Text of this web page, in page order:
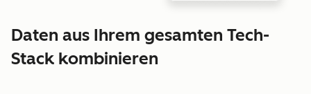
Daten aus Ihrem gesamten Tech-
Stack kombinieren